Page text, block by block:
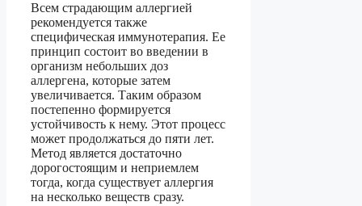
Всем страдающим аллергией
рекомендуется также
специфическая иммунотерапия. Ее
принцип состоит во введении в
организм небольших доз
аллергена, которые затем
увеличивается. Таким образом
постепенно формируется
устойчивость к нему. Этот процесс
может продолжаться до пяти лет.
Метод является достаточно
дорогостоящим и неприемлем
тогда, когда существует аллергия
на несколько веществ сразу.